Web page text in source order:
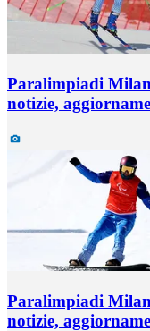
Paralimpiadi
notizie,
Paralimpiadi
notizie,